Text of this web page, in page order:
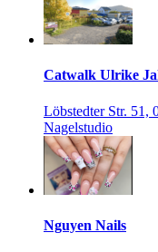
Catwalk Ulrike
Löbstedter Str. 51,
Nagelstudio
Nguyen Nails